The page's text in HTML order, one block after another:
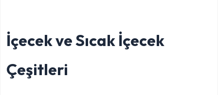
İçecek ve Sıcak İçecek
Çeşitleri